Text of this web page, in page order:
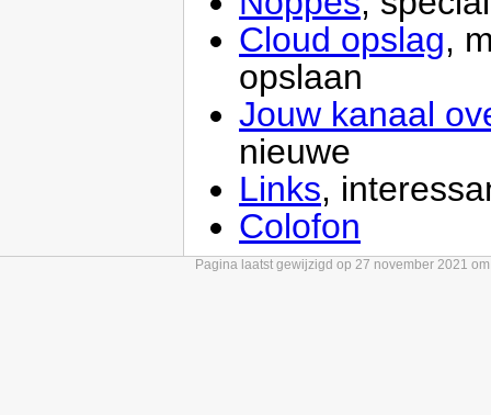
Cloud opslag,
opslaan
Jouw kanaal
nieuwe
Links,
Colofon
Pagina laatst gewijzigd op 27 november 2021